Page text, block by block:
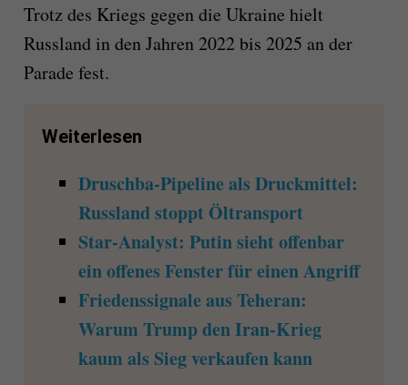
Trotz des Kriegs gegen die Ukraine hielt
Russland in den Jahren 2022 bis 2025 an der
Parade fest.
Weiterlesen
Druschba-Pipeline als Druckmittel:
Russland stoppt Öltransport
Star-Analyst: Putin sieht offenbar
ein offenes Fenster für einen Angriff
Friedenssignale aus Teheran:
Warum Trump den Iran-Krieg
kaum als Sieg verkaufen kann